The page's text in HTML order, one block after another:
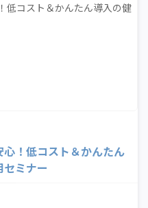
心！低コスト＆かんたん
ミナー